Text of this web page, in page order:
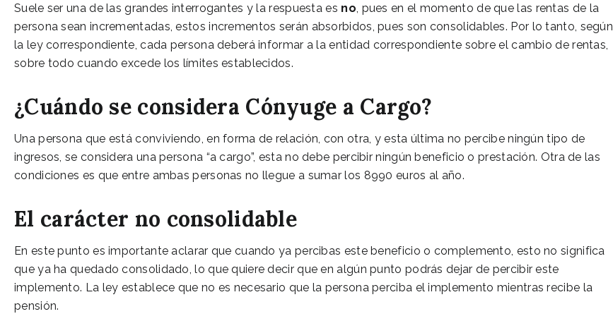
Suele ser una de las grandes interrogantes y la respuesta es no , pues en el momento de que las rentas de la
persona sean incrementadas, estos incrementos serán absorbidos, pues son consolidables. Por lo tanto, según
la ley correspondiente, cada persona deberá informar a la entidad correspondiente sobre el cambio de rentas,
sobre todo cuando excede los límites establecidos.
¿Cuándo se considera Cónyuge a Cargo?
Una persona que está conviviendo, en forma de relación, con otra, y esta última no percibe ningún tipo de
ingresos, se considera una persona “a cargo”, esta no debe percibir ningún beneficio o prestación. Otra de las
condiciones es que entre ambas personas no llegue a sumar los 8990 euros al año.
El carácter no consolidable
En este punto es importante aclarar que cuando ya percibas este beneficio o complemento, esto no significa
que ya ha quedado consolidado, lo que quiere decir que en algún punto podrás dejar de percibir este
implemento. La ley establece que no es necesario que la persona perciba el implemento mientras recibe la
pensión.